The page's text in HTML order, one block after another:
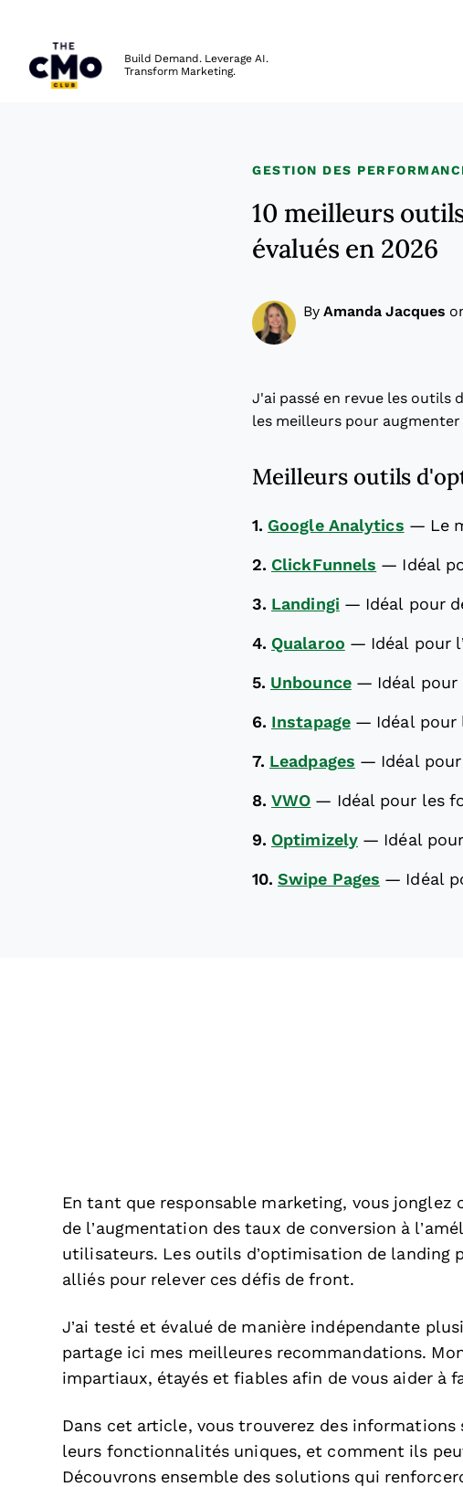
Build Demand. Leverage AI.
Transform Marketing.
GESTION DES
10 meilleurs
évalués en 2026
By Amanda Jacques
J'ai passé en revue les outils
les meilleurs pour
Meilleurs outils
1. Google Analytics — Le
2. ClickFunnels — Idéal
3. Landingi — Idéal pour
4. Qualaroo — Idéal pour
5. Unbounce — Idéal
6. Instapage — Idéal pour
7. Leadpages — Idéal
8. VWO — Idéal pour les
9. Optimizely — Idéal
10. Swipe Pages — Idéal
En tant que responsable marketing, vous
de l’augmentation des taux de conversion à
utilisateurs. Les outils d’optimisation de landing
alliés pour relever ces défis de front.
J’ai testé et évalué de manière indépendante
partage ici mes meilleures recommandations.
impartiaux, étayés et fiables afin de vous aider à
Dans cet article, vous trouverez des
leurs fonctionnalités uniques, et comment ils
Découvrons ensemble des solutions qui